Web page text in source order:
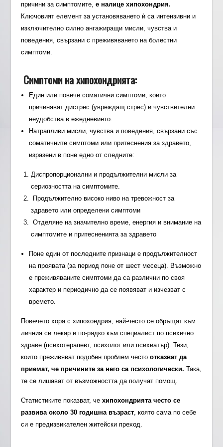
причини за симптомите, е налице хипохондрия.
Ключовият елемент за установяването ѝ са интензивни и
изключително силно ангажиращи мисли, чувства и
поведения, свързани с преживяването на болестни
симптоми.
Симптоми на хипохондрията:
Един или повече соматични симптоми, които
причиняват дистрес (увреждащ стрес) и чувствителни
неудобства в ежедневието.
Натрапливи мисли, чувства и поведения, свързани със
соматичните симптоми или притеснения за здравето,
изразени в поне едно от следните:
Диспропорционални и продължителни мисли за
сериозността на симптомите.
Продължително високо ниво на тревожност за
здравето или определени симптоми
Отделяне на значително време, енергия и внимание на
симптомите и притесненията за здравето
Поне един от последните признаци е продължителност
на проявата (за период поне от шест месеца). Възможно
е преживяваните симптоми да са различни по своя
характер и периодично да се появяват и изчезват с
времето.
Повечето хора с хипохондрия, най-често се обръщат към
личния си лекар и по-рядко към специалист по психично
здраве (психотерапевт, психолог или психиатър). Тези,
които преживяват подобен проблем честоотказват да
приемат, че причините за него са психологически.Така,
те се лишават от възможността да получат помощ.
Статистиките показват, че хипохондрията често се
развива около 30 годишна възраст, която сама по себе
си е предизвикателен житейски преход.